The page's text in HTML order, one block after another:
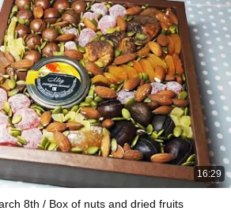
16:29
8th / Box of nuts and dried fruits